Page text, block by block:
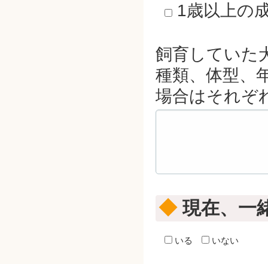
1歳以上の
飼育していた
種類、体型、
場合はそれぞ
◆現在、一
いる いない